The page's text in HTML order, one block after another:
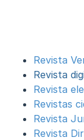
Revista
Revista
Revista
Revistas
Revista
Revista